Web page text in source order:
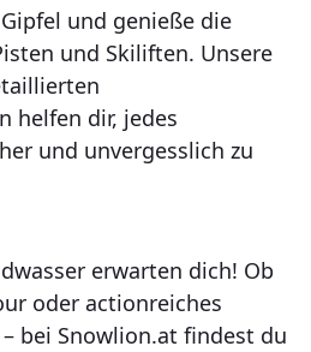
und genieße die
und Skiliften. Unsere
helfen dir, jedes
und unvergesslich zu
erwarten dich! Ob
oder actionreiches
bei Snowlion.at findest du